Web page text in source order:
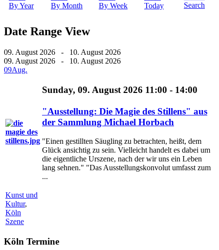
By Year By Month By Week Today Search
Date Range View
09. August 2026 - 10. August 2026
09. August 2026 - 10. August 2026
09Aug.
Sunday, 09. August 2026 11:00 - 14:00
"Ausstellung: Die Magie des Stillens" aus
der Sammlung Michael Horbach
"Einen gestillten Säugling zu betrachten, heißt, dem
Glück ansichtig zu sein. Vielleicht handelt es dabei um
die eigentliche Urszene, nach der wir uns ein Leben
lang sehnen." "Das Ausstellungskonvolut umfasst zum
...
Kunst und
Kultur,
Köln
Szene
Köln Termine